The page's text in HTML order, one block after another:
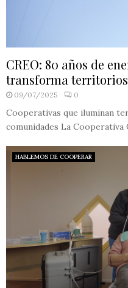
CREO: 80 años de
transforma territorios
09/07/2025 0
Cooperativas que iluminan
comunidades La Cooperativa
HABLEMOS DE COOPERAR